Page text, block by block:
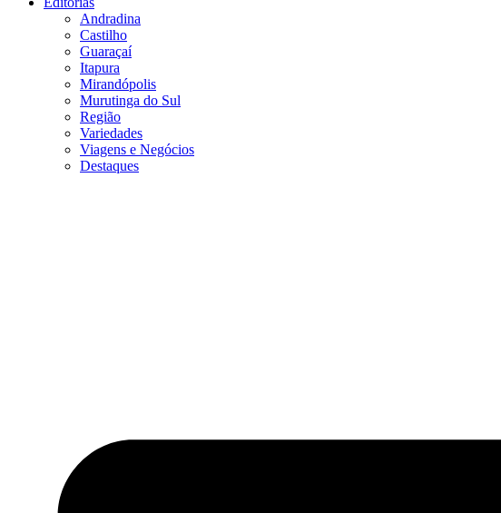
Andradina
Castilho
Guaraçaí
Itapura
Mirandópolis
Murutinga do Sul
Região
Variedades
Viagens e Negócios
Destaques